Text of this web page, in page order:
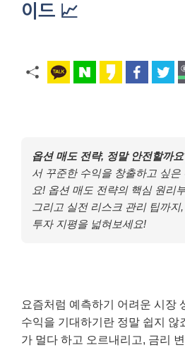
이드 📈
옵션 매도 전략, 정말 안전할까
서 꾸준한 수익을 창출하고 싶
요! 옵션 매도 전략의 핵심 원리
그리고 실전 리스크 관리 팁까
투자 지평을 넓혀보세요!
요즘처럼 예측하기 어려운 시장
수익을 기대하기란 정말 쉽지 않
가 멀다 하고 오르내리고, 금리